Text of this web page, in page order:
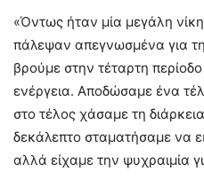
«Όντως ήταν μία μεγάλη
πάλεψαν απεγνωσμένα για
βρούμε στην τέταρτη
ενέργεια. Αποδώσαμε ένα
στο τέλος χάσαμε τη
δεκάλεπτο σταματήσαμε να
αλλά είχαμε την ψυχραιμία